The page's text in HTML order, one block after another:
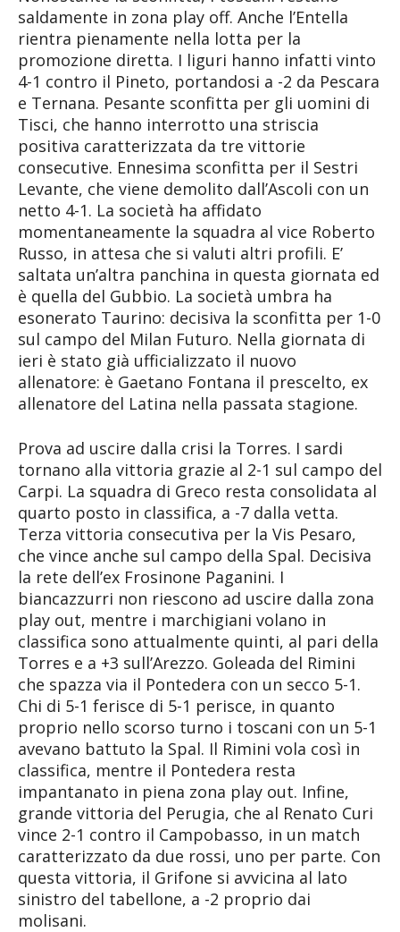
saldamente in zona play off. Anche l’Entella
rientra pienamente nella lotta per la
promozione diretta. I liguri hanno infatti vinto
4-1 contro il Pineto, portandosi a -2 da Pescara
e Ternana. Pesante sconfitta per gli uomini di
Tisci, che hanno interrotto una striscia
positiva caratterizzata da tre vittorie
consecutive. Ennesima sconfitta per il Sestri
Levante, che viene demolito dall’Ascoli con un
netto 4-1. La società ha affidato
momentaneamente la squadra al vice Roberto
Russo, in attesa che si valuti altri profili. E’
saltata un’altra panchina in questa giornata ed
è quella del Gubbio. La società umbra ha
esonerato Taurino: decisiva la sconfitta per 1-0
sul campo del Milan Futuro. Nella giornata di
ieri è stato già ufficializzato il nuovo
allenatore: è Gaetano Fontana il prescelto, ex
allenatore del Latina nella passata stagione.
Prova ad uscire dalla crisi la Torres. I sardi
tornano alla vittoria grazie al 2-1 sul campo del
Carpi. La squadra di Greco resta consolidata al
quarto posto in classifica, a -7 dalla vetta.
Terza vittoria consecutiva per la Vis Pesaro,
che vince anche sul campo della Spal. Decisiva
la rete dell’ex Frosinone Paganini. I
biancazzurri non riescono ad uscire dalla zona
play out, mentre i marchigiani volano in
classifica sono attualmente quinti, al pari della
Torres e a +3 sull’Arezzo. Goleada del Rimini
che spazza via il Pontedera con un secco 5-1.
Chi di 5-1 ferisce di 5-1 perisce, in quanto
proprio nello scorso turno i toscani con un 5-1
avevano battuto la Spal. Il Rimini vola così in
classifica, mentre il Pontedera resta
impantanato in piena zona play out. Infine,
grande vittoria del Perugia, che al Renato Curi
vince 2-1 contro il Campobasso, in un match
caratterizzato da due rossi, uno per parte. Con
questa vittoria, il Grifone si avvicina al lato
sinistro del tabellone, a -2 proprio dai
molisani.